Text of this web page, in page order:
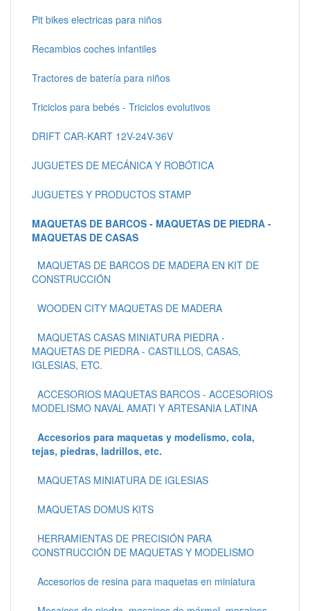
Pit bikes electricas para niños
Recambios coches infantiles
Tractores de batería para niños
Triciclos para bebés - Triciclos evolutivos
DRIFT CAR-KART 12V-24V-36V
JUGUETES DE MECÁNICA Y ROBÓTICA
JUGUETES Y PRODUCTOS STAMP
MAQUETAS DE BARCOS - MAQUETAS DE PIEDRA -
MAQUETAS DE CASAS
MAQUETAS DE BARCOS DE MADERA EN KIT DE
CONSTRUCCIÓN
WOODEN CITY MAQUETAS DE MADERA
MAQUETAS CASAS MINIATURA PIEDRA -
MAQUETAS DE PIEDRA - CASTILLOS, CASAS,
IGLESIAS, ETC.
ACCESORIOS MAQUETAS BARCOS - ACCESORIOS
MODELISMO NAVAL AMATI Y ARTESANIA LATINA
Accesorios para maquetas y modelismo, cola,
tejas, piedras, ladrillos, etc.
MAQUETAS MINIATURA DE IGLESIAS
MAQUETAS DOMUS KITS
HERRAMIENTAS DE PRECISIÓN PARA
CONSTRUCCIÓN DE MAQUETAS Y MODELISMO
Accesorios de resina para maquetas en miniatura